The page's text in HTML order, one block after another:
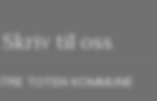
Skriv til oss
TOTEN KOMMUNE